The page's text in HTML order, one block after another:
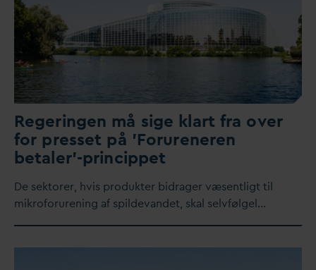
Regeringen må sige klart fra over
for presset på 'Forureneren
betaler'-princippet
De sektorer, hvis produkter bidrager væsentligt til
mikroforurening af spildevandet, skal selvfølgel…